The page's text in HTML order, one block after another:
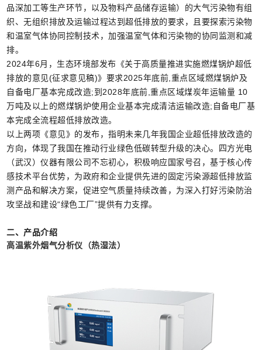
品深加工等生产环节，以及物料产品储存运输）的大气污染物有组
织、无组织排放及运输过程达到超低排放的要求，且要探索污染物
和温室气体协同控制技术，加强温室气体和污染物的协同监测和减
排。
2024年6月，生态环境部发布《关于高质量推进实施燃煤锅炉超低
排放的意见(征求意见稿)》要求2025年底前,重点区域燃煤锅炉及
自备电厂基本完成改造;到2028年底前,重点区域煤炭年运输量 10
万吨及以上的燃煤锅炉使用企业基本完成清洁运输改造;自备电厂基
本完成全流程超低排放改造。
以上两项《意见》的发布，指明未来几年我国企业超低排放改造的
方向，体现了我国在推动行业绿色低碳转型升级的决心。四方光电
（武汉）仪器有限公司不忘初心，积极响应国家号召，基于核心传
感技术平台优势，为政府和企业提供先进的固定污染源超低排放监
测产品和解决方案，促进空气质量持续改善，为深入打好污染防治
攻坚战和建设“绿色工厂”提供有力支撑。
二、产品介绍
高温紫外烟气分析仪 （热湿法）